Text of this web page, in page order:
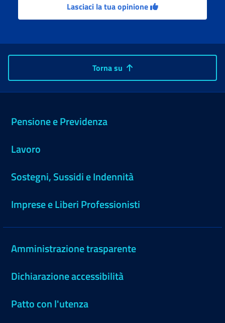
Lasciaci la tua opinione
Torna su
Pensione e Previdenza
Lavoro
Sostegni, Sussidi e Indennità
Imprese e Liberi Professionisti
Amministrazione trasparente
Dichiarazione accessibilità
Patto con l'utenza